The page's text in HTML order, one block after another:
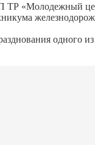
«Молодежный
одного